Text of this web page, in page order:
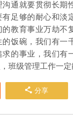
通就要贯彻长期
有足够的耐心和淡
的教育事业万劫不
饭碗，我们有一
的事业，我们有
班级管理工作一定
分享